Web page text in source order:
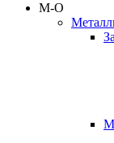
М-О